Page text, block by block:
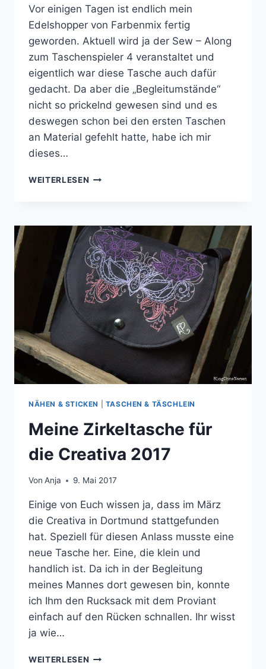
Vor einigen Tagen ist endlich mein
Edelshopper von Farbenmix fertig
geworden. Aktuell wird ja der Sew – Along
zum Taschenspieler 4 veranstaltet und
eigentlich war diese Tasche auch dafür
gedacht. Da aber die „Begleitumstände“
nicht so prickelnd gewesen sind und es
deswegen schon bei den ersten Taschen
an Material gefehlt hatte, habe ich mir
dieses…
WEITERLESEN MARITIMER
NÄHEN & STICKEN TASCHEN & TÄSCHLEIN
Meine Zirkeltasche für
die Creativa 2017
Von Anja 9. Mai 2017
Einige von Euch wissen ja, dass im März
die Creativa in Dortmund stattgefunden
hat. Speziell für diesen Anlass musste eine
neue Tasche her. Eine, die klein und
handlich ist. Da ich in der Begleitung
meines Mannes dort gewesen bin, konnte
ich Ihm den Rucksack mit dem Proviant
einfach auf den Rücken schnallen. Ihr wisst
ja wie…
WEITERLESEN MEINE